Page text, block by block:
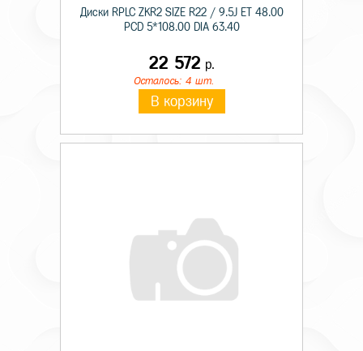
Диски RPLC ZKR2 SIZE R22 / 9.5J ET 48.00
PCD 5*108.00 DIA 63.40
22 572 р.
Осталось: 4 шт.
В корзину